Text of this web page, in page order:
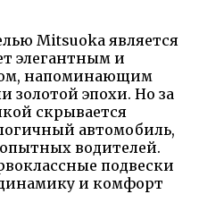
Mitsuoka является
элегантным и
напоминающим
золотой эпохи. Но за
скрывается
автомобиль,
водителей.
подвески
и комфорт